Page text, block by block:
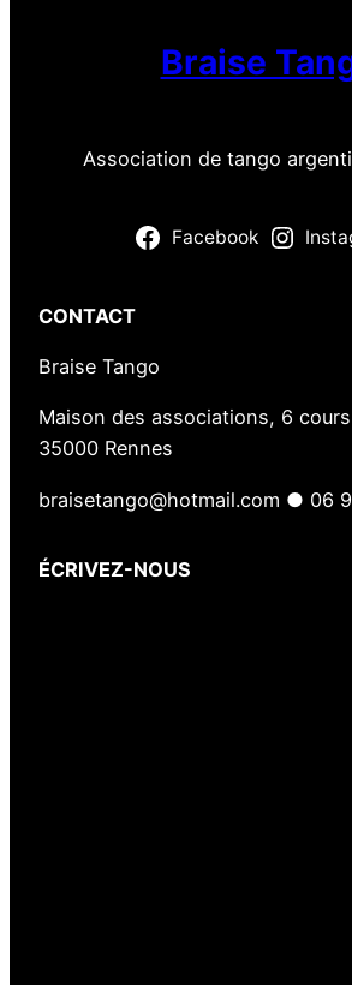
Braise
Association de tango
Facebook
CONTACT
Braise Tango
Maison des associations, 6
35000 Rennes
braisetango@hotmail.com ● 06
ÉCRIVEZ-NOUS